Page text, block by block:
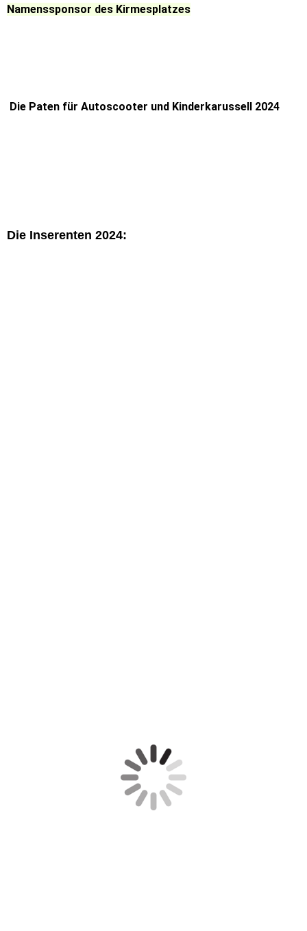
Namenssponsor des Kirmesplatzes
Die Paten für Autoscooter und Kinderkarussell 2024
Die Inserenten 2024: